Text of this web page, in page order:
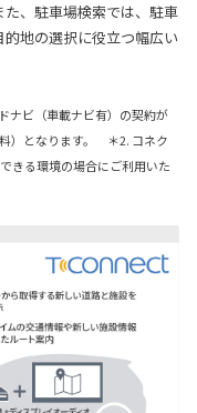
、駐車場検索では、駐車
地の選択に役立つ幅広い
ナビ（車載ナビ有）の契約が
）となります。 ＊2. コネク
きる環境の場合にご利用いた